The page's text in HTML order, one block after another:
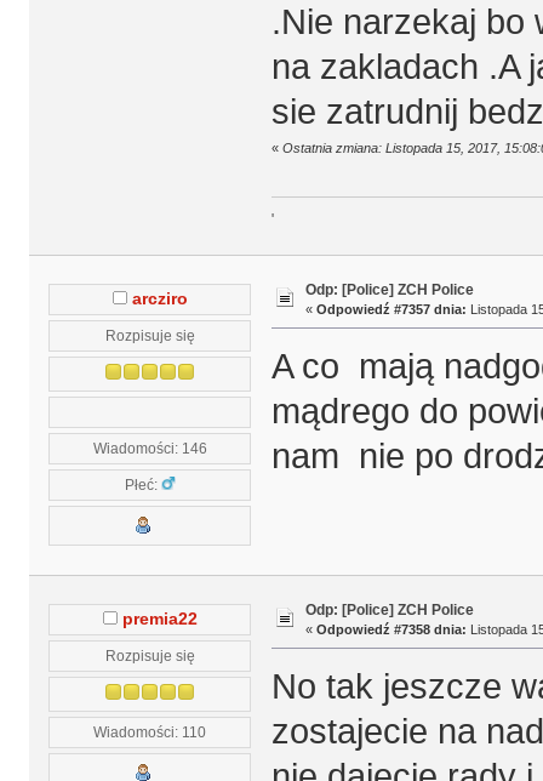
.Nie narzekaj bo
na zakladach .A
sie zatrudnij
« Ostatnia zmiana: Listopada 15, 2017,
'
arcziro
Rozpisuje się
Wiadomości: 146
Płeć:
Odp: [Police] ZCH Police
« Odpowiedź #7357 dnia: Listopada
A co mają
mądrego do
nam nie po
premia22
Rozpisuje się
Wiadomości: 110
Odp: [Police] ZCH Police
« Odpowiedź #7358 dnia: Listopada
No tak jeszcze
zostajecie na